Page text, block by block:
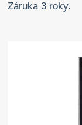
Záruka 3 roky.